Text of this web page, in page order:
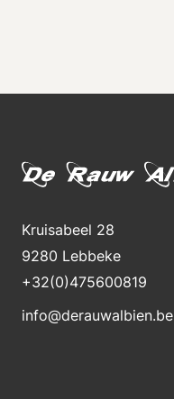
Kruisabeel 28
9280 Lebbeke
+32(0)475600819
info@derauwalbien.be